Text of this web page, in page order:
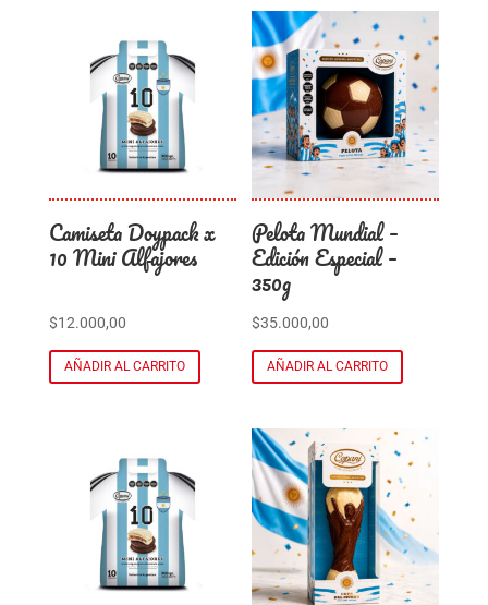
$76.500,00.
Camiseta Doypack x
10 Mini Alfajores
$12.000,00
AÑADIR AL CARRITO
Pelota Mundial –
Edición Especial –
350g
$35.000,00
AÑADIR AL CARRITO